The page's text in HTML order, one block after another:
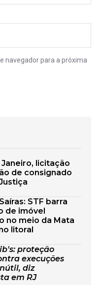
navegador para a próxima
Janeiro, licitação
de consignado
STF barra
de imóvel
no meio da Mata
litoral
proteção
execuções
diz
em RJ